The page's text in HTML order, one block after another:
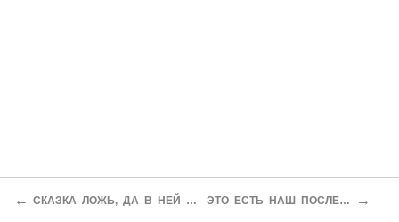
← СКАЗКА ЛОЖЬ, ДА В НЕЙ НАМЕК... ЭТО ЕСТЬ НАШ ПОСЛЕДНИЙ… →